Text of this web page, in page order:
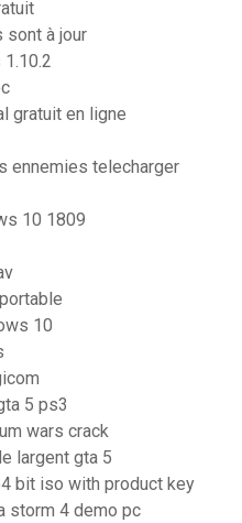
à jour
gratuit en ligne
ennemies telecharger
10 1809
10
5 ps3
wars crack
largent gta 5
bit iso with product key
storm 4 demo pc